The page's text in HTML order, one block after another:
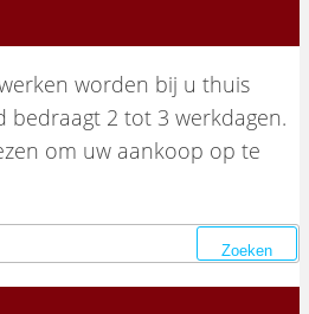
worden bij u thuis
bedraagt 2 tot 3 werkdagen.
om uw aankoop op te